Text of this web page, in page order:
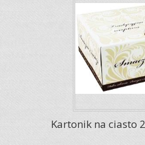
Kartonik na ciasto